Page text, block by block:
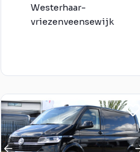
Westerhaar-
vriezenveensewijk